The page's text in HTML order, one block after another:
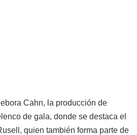
Cahn, la producción de
de gala, donde se destaca el
quien también forma parte de